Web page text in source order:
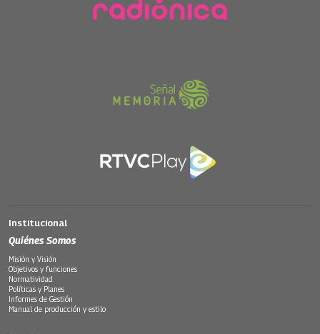
Institucional
Quiénes Somos
Misión y Visión
Objetivos y funciones
Normatividad
Políticas y Planes
Informes de Gestión
Manual de producción y estilo